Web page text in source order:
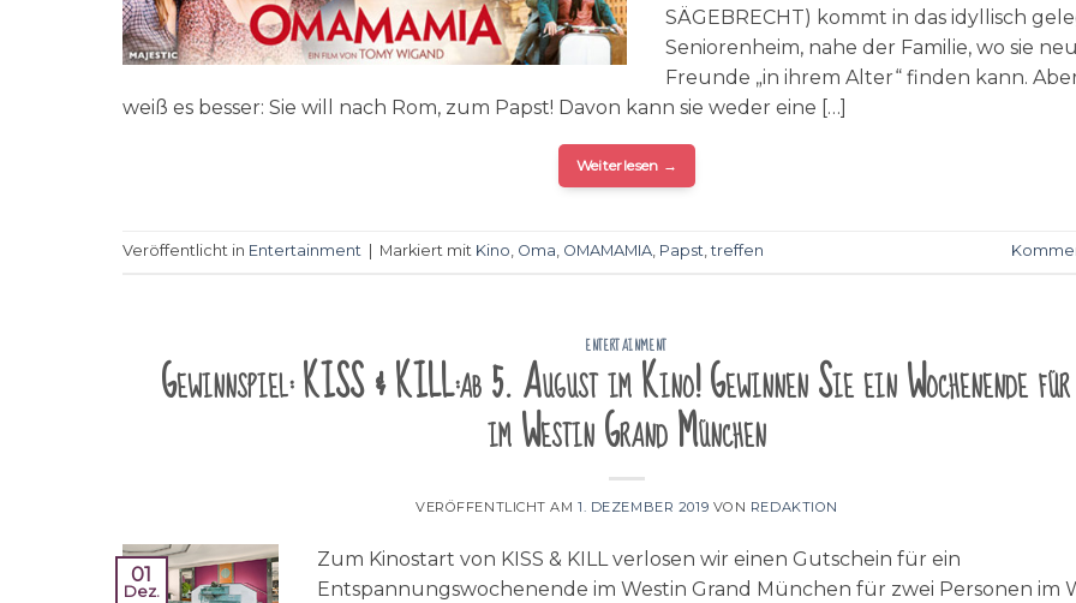
SÄGEBRECHT) kommt in das idyllisch
Seniorenheim, nahe der Familie, wo sie
Freunde „in ihrem Alter“ finden kann.
weiß es besser: Sie will nach Rom, zum Papst! Davon kann sie weder eine […]
Weiterlesen →
Veröffentlicht in Entertainment Markiert mit Kino, Oma, OMAMAMIA, Papst,treffen
ENTERTAINMENT
Gewinnspiel: KISS & KILL:ab 5. August im Kino! Gewinnen Sie ein Wochenende
im Westin Grand München
VERÖFFENTLICHT AM1. DEZEMBER 2019 VON REDAKTION
01
Dez.
Zum Kinostart von KISS & KILL verlosen wir einen Gutschein für ein
Entspannungswochenende im Westin Grand München für zwei Personen im